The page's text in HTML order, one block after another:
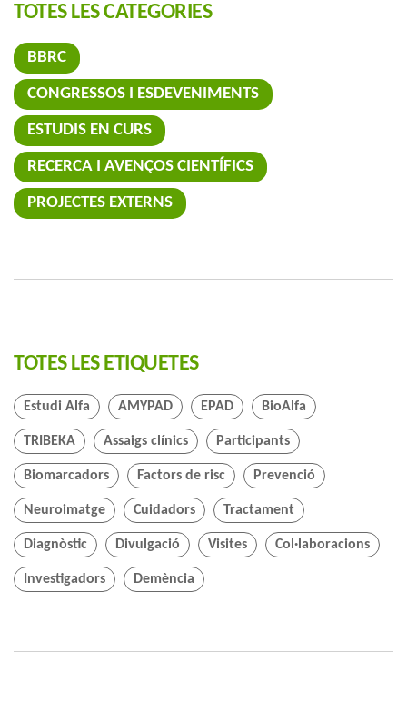
TOTES LES CATEGORIES
BBRC
CONGRESSOS I ESDEVENIMENTS
ESTUDIS EN CURS
RECERCA I AVENÇOS CIENTÍFICS
PROJECTES EXTERNS
TOTES LES ETIQUETES
Estudi Alfa AMYPAD EPAD BioAlfa
TRIBEKA Assaigs clínics Participants
Biomarcadors Factors de risc Prevenció
Neuroimatge Cuidadors Tractament
Diagnòstic Divulgació Visites Col·laboracions
Investigadors Demència